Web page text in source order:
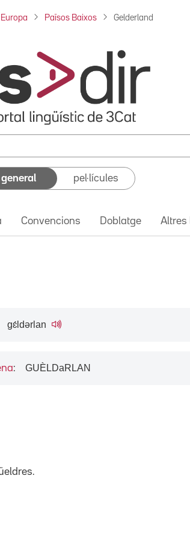
Europa Països Baixos Gelderland
general pel·lícules
Convencions Doblatge Altres
gɛ́ldərlan
: GUÈLDaRLAN